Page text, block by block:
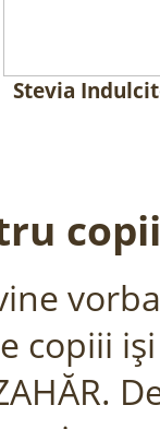
Stevia
copiii